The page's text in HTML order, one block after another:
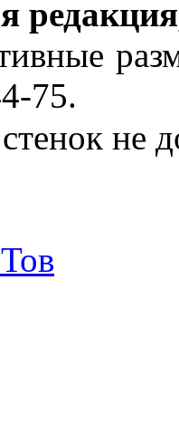
75.
не